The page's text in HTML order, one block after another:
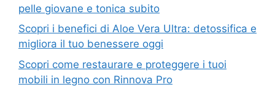
pelle giovane e tonica subito
Scopri i benefici di Aloe Vera Ultra: detossifica e
migliora il tuo benessere oggi
Scopri come restaurare e proteggere i tuoi
mobili in legno con Rinnova Pro